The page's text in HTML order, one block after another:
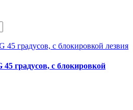
градусов, с блокировкой